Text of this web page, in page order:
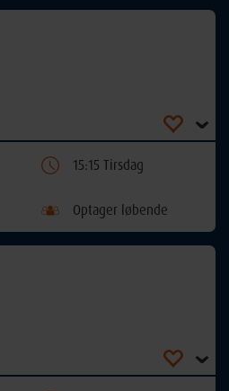
15:15 Tirsdag
Optager løbende